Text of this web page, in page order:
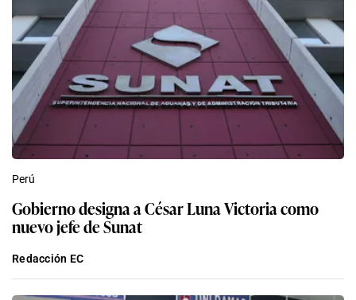
Perú
Gobierno designa a César Luna Victoria como
nuevo jefe de Sunat
Redacción EC